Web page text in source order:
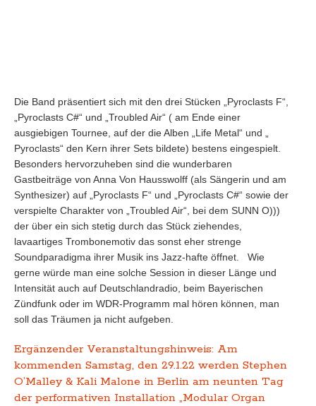
Die Band präsentiert sich mit den drei Stücken „Pyroclasts F“,
„Pyroclasts C#“ und „Troubled Air“ ( am Ende einer
ausgiebigen Tournee, auf der die Alben „Life Metal“ und „
Pyroclasts“ den Kern ihrer Sets bildete) bestens eingespielt.
Besonders hervorzuheben sind die wunderbaren
Gastbeiträge von Anna Von Hausswolff (als Sängerin und am
Synthesizer) auf „Pyroclasts F“ und „Pyroclasts C#“ sowie der
verspielte Charakter von „Troubled Air“, bei dem SUNN O)))
der über ein sich stetig durch das Stück ziehendes,
lavaartiges Trombonemotiv das sonst eher strenge
Soundparadigma ihrer Musik ins Jazz-hafte öffnet. Wie
gerne würde man eine solche Session in dieser Länge und
Intensität auch auf Deutschlandradio, beim Bayerischen
Zündfunk oder im WDR-Programm mal hören können, man
soll das Träumen ja nicht aufgeben.
Ergänzender Veranstaltungshinweis: Am
kommenden Samstag, den 29.1.22 werden Stephen
O’Malley & Kali Malone in Berlin am neunten Tag
der performativen Installation „Modular Organ